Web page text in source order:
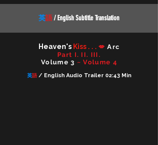
英語/ English Subtitle Translation
Heaven's Kiss . . . 💋 Arc
Part I. II. III.
Volume 3 ~ Volume 4
英語/ English Audio Trailer 02:43 Min